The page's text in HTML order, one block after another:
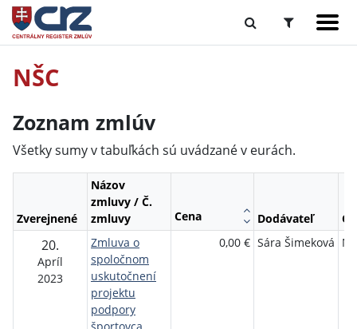
NŠC
Zoznam zmlúv
Všetky sumy v tabuľkách sú uvádzané v eurách.
Zverejnené
Názov
zmluvy / Č.
zmluvy
Cena Dodávateľ
20.
Apríl
2023
Zmluva o
spoločnom
uskutočnení
projektu
podpory
0,00 € Sára Šimeková